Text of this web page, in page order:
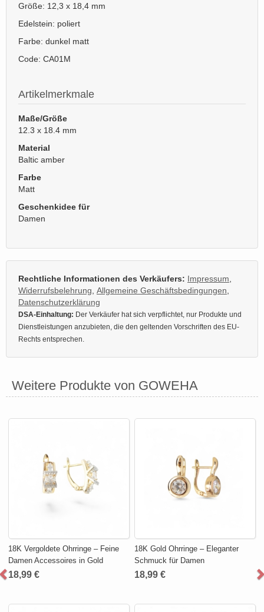
Größe: 12,3 x 18,4 mm
Edelstein: poliert
Farbe: dunkel matt
Code: CA01M
Artikelmerkmale
Maße/Größe
12.3 x 18.4 mm
Material
Baltic amber
Farbe
Matt
Geschenkidee für
Damen
Rechtliche Informationen des Verkäufers: Impressum
Widerrufsbelehrung Allgemeine Geschäftsbedingungen
Datenschutzerklärung
DSA-Einhaltung: Der Verkäufer hat sich verpflichtet, nur Produkte und
Dienstleistungen anzubieten, die den geltenden Vorschriften des EU-
Rechts entsprechen.
Weitere Produkte von GOWEHA
18K Vergoldete Ohrringe – Feine
Damen Accessoires in Gold
18,99 €
18K Gold Ohrringe – Eleganter
Schmuck für Damen
18,99 €